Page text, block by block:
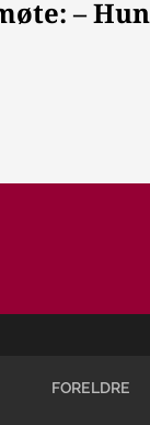
FORELDRE